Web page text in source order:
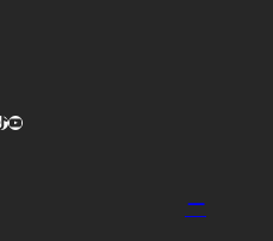
YouTube